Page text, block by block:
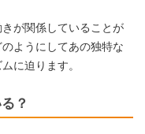
が関係していることが
ようにしてあの独特な
に迫ります。
？